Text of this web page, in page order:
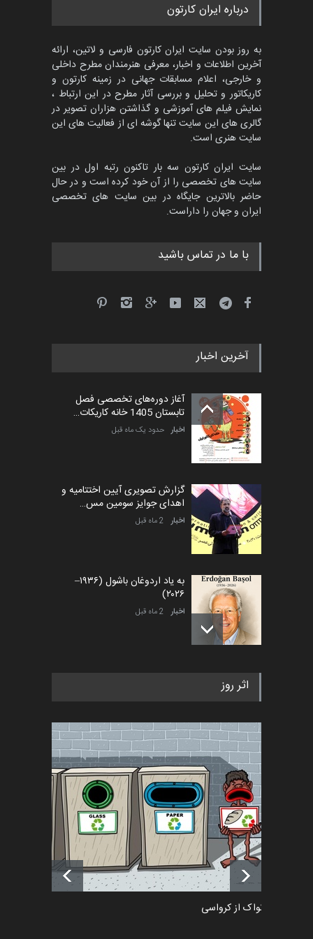
مسابقۀ بین‌المللی کارتون و
کاریکاتور «البغلی…
جشنواره بین‌المللی کارتون
مدارس پرتغال، ۲۰۲۷
مهلت 4 ماه دیگر
پنجمین مسابقۀ بین‌المللی
کارتون طنز «کلاه‌ای…
مهلت
درباره ایران کارتون
به روز بودن سایت ایران کارتون فارسی و لاتین، ارائه
آخرین اطلاعات و اخبار، معرفی هنرمندان مطرح داخلی
و خارجی، اعلام مسابقات جهانی در زمینه کارتون و
کاریکاتور و تحلیل و بررسی آثار مطرح در این ارتباط ،
نمایش فیلم های آموزشی و گذاشتن هزاران تصویر در
گالری های این سایت تنها گوشه ای از فعالیت های این
سایت هنری است.
سایت ایران کارتون سه بار تاکنون رتبه اول در بین
سایت های تخصصی را از آن خود کرده است و در حال
حاضر بالاترین جایگاه در بین سایت های تخصصی
ایران و جهان را داراست.
با ما در تماس باشید
آخرین اخبار
آغاز دوره‌های تخصصی فصل
تابستان 1405 خانه کاریکات…
اخبار حدود یک ماه قبل
گزارش تصویری آیین اختتامیه و
اهدای جوایز سومین مس…
اخبار 2 ماه قبل
به یاد اردوغان باشول (۱۹۳۶–
۲۰۲۶)
اخبار 2 ماه قبل
رویداد کارگاهی کارتون و پوستر
اخبار 5 ماه قبل
فراخوان رویداد کارگاهی کارتون و
پوستر "ایران سربل…
تسلیت به همکار | سهراب خیری
اخبار 6 ماه قبل
اثر روز
دمیر نواک از کرواسی